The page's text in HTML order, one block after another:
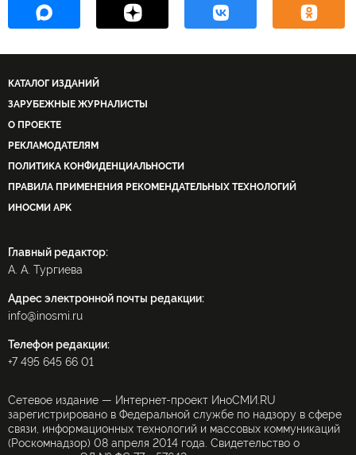
КАТАЛОГ ИЗДАНИЙ
ЗАРУБЕЖНЫЕ ЖУРНАЛИСТЫ
О ПРОЕКТЕ
РЕКЛАМОДАТЕЛЯМ
ПОЛИТИКА КОНФИДЕНЦИАЛЬНОСТИ
ПРАВИЛА ПРИМЕНЕНИЯ РЕКОМЕНДАТЕЛЬНЫХ ТЕХНОЛОГИЙ
ИНОСМИ APK
Главный редактор:
А. А. Тургиева
Адрес электронной почты редакции:
info@inosmi.ru
Телефон редакции:
+7 495 645 66 01
Сетевое издание — Интернет-проект ИноСМИ.RU
зарегистрировано в Федеральной службе по надзору в сфере
связи, информационных технологий и массовых коммуникаций
(Роскомнадзор) 08 апреля 2014 года. Свидетельство о